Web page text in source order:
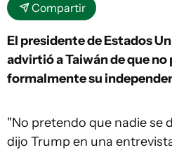
Compartir
El presidente de Estados
advirtió a Taiwán de que no
formalmente su
"No pretendo que nadie se
dijo Trump en una